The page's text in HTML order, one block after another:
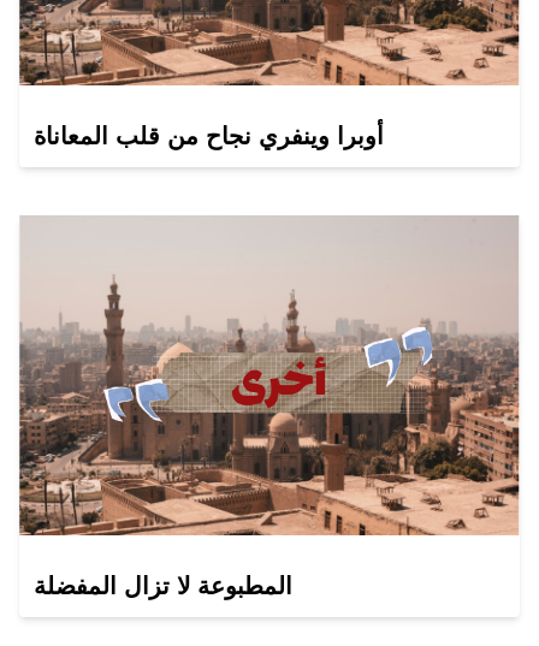
أوبرا وينفري نجاح من قلب المعاناة
المطبوعة لا تزال المفضلة